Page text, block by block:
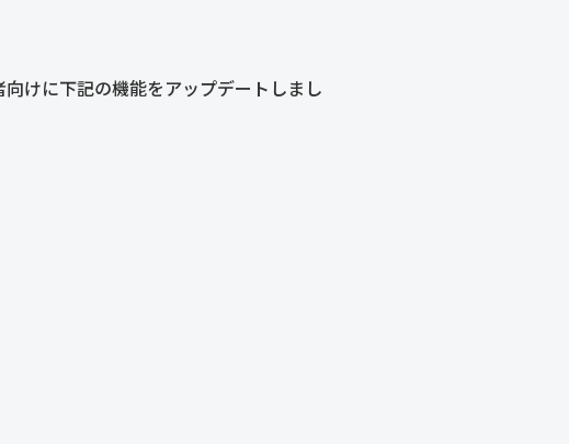
けに下記の機能をアップデートしまし